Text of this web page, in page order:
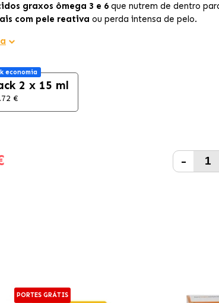
graxos ômega 3 e 6 que nutrem de dentro
com pele reativa ou perda intensa de pelo.
economia
2 x 15 ml
€
-
PORTES GRÁTIS